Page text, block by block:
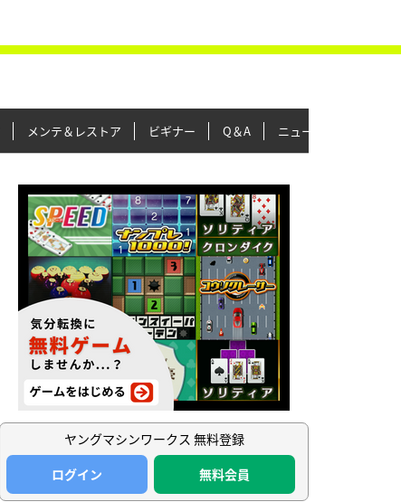
メンテ＆レストア ビギナー Q＆A ニュース＆トピックス
ヤングマシンワークス 無料登録
ログイン
無料会員